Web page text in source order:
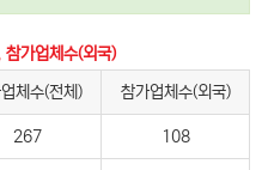
가업체수(외국)
체수(전체) 참가업체수(외국)
267 108